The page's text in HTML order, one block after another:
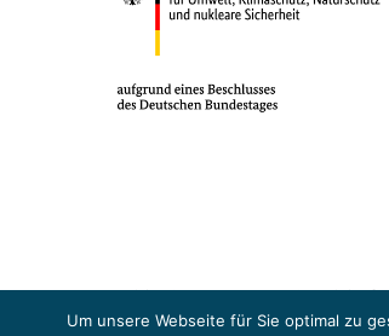
Das Projekt YOUNG ENERGY EUROPE wird
Abkommens voranzutreiben.
Um unsere Webseite für Sie optimal zu